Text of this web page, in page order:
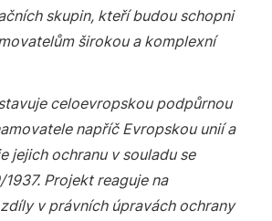
skupin, kteří budou schopni
širokou a komplexní
celoevropskou podpůrnou
napříč Evropskou unií a
jejich ochranu v souladu se
Projekt reaguje na
v právních úpravách ochrany